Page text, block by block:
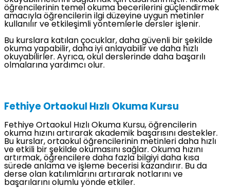
öğrencilerinin temel okuma becerilerini güçlendirmek
amacıyla öğrencilerin ilgi düzeyine uygun metinler
kullanılır ve etkileşimli yöntemlerle dersler işlenir.
Bu kurslara katılan çocuklar, daha güvenli bir şekilde
okuma yapabilir, daha iyi anlayabilir ve daha hızlı
okuyabilirler. Ayrıca, okul derslerinde daha başarılı
olmalarına yardımcı olur.
Fethiye Ortaokul Hızlı Okuma Kursu
Fethiye Ortaokul Hızlı Okuma Kursu, öğrencilerin
okuma hızını artırarak akademik başarısını destekler.
Bu kurslar, ortaokul öğrencilerinin metinleri daha hızlı
ve etkili bir şekilde okumasını sağlar. Okuma hızını
artırmak, öğrencilere daha fazla bilgiyi daha kısa
sürede anlama ve işleme becerisi kazandırır. Bu da
derse olan katılımlarını artırarak notlarını ve
başarılarını olumlu yönde etkiler.